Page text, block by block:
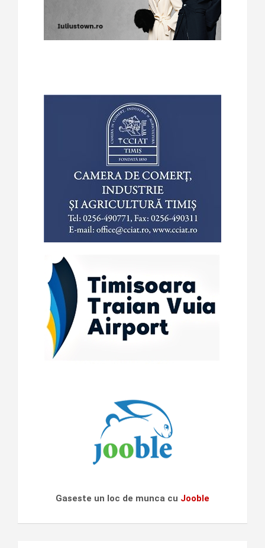
Gaseste un loc de munca cu Jooble